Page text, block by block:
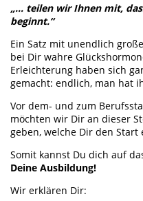
„… teilen wir Ihnen mit,
beginnt.“
Ein Satz mit unendlich
bei Dir wahre
Erleichterung haben sich
gemacht: endlich, man hat
Vor dem- und zum
möchten wir Dir an dieser
geben, welche Dir den Start
Somit kannst Du dich auf
Deine Ausbildung!
Wir erklären Dir: